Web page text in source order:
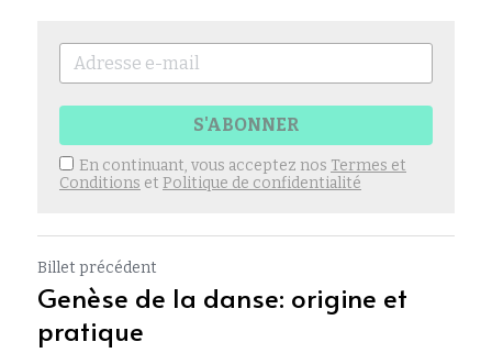
S'ABONNER
En continuant, vous acceptez nos Termes et
Conditions et Politique de confidentialité
Billet précédent
Genèse de la danse: origine et
pratique